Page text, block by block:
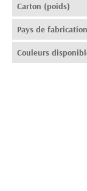
Carton (poids)
Pays de fabrication
Couleurs